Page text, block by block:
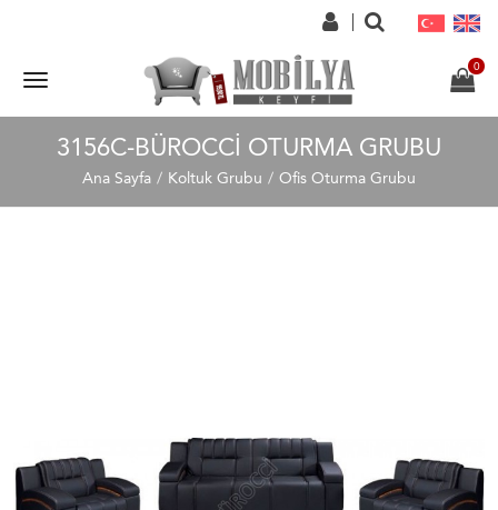
3156C-BÜROCCI OTURMA GRUBU
Ana Sayfa Koltuk Grubu Ofis Oturma Grubu